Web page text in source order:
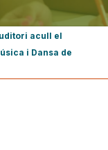
acull el
i Dansa de